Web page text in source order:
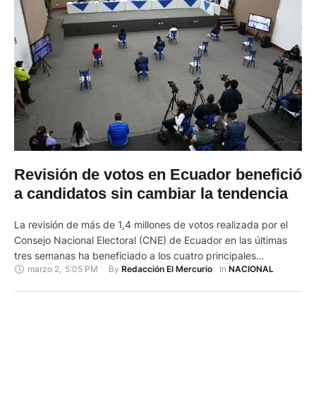
Revisión de votos en Ecuador benefició
a candidatos sin cambiar la tendencia
La revisión de más de 1,4 millones de votos realizada por el
Consejo Nacional Electoral (CNE) de Ecuador en las últimas
tres semanas ha beneficiado a los cuatro principales
candidatos, pero no ha cambiado la tendencia de cara al
marzo 2 5:05 PM By Redacción El Mercurio In NACIONAL